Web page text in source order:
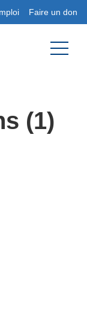
Faire un don
(1)